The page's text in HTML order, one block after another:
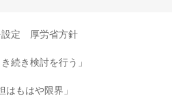
設定 厚労省方針
続き検討を行う」
もはや限界」